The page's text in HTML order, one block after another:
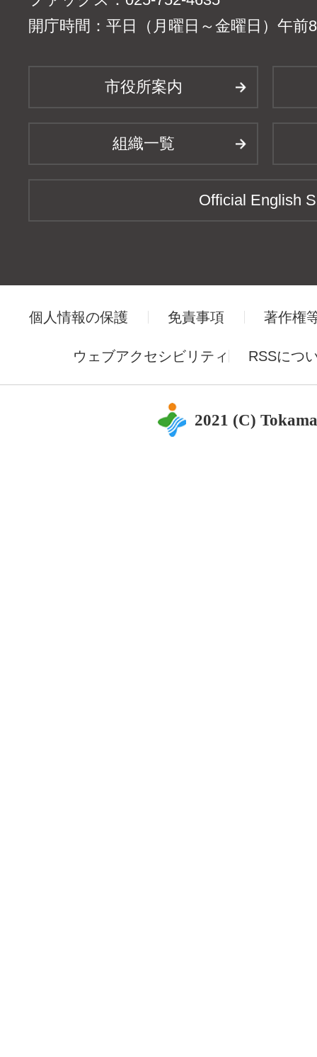
開庁時間：平日（月曜日～金曜日）午前
市役所案内
組織一覧
Official English
個人情報の保護 免責事項 著作権
ウェブアクセシビリティ RSSにつ
2021 (C)